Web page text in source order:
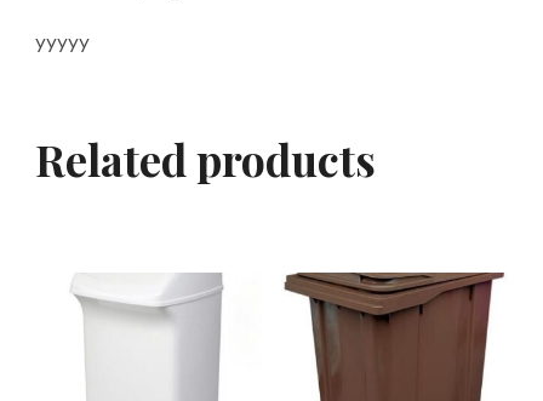
yyyyy
Related products